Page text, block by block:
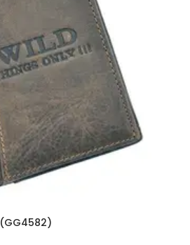
Vyriška Piniginė Wild (GG4583)